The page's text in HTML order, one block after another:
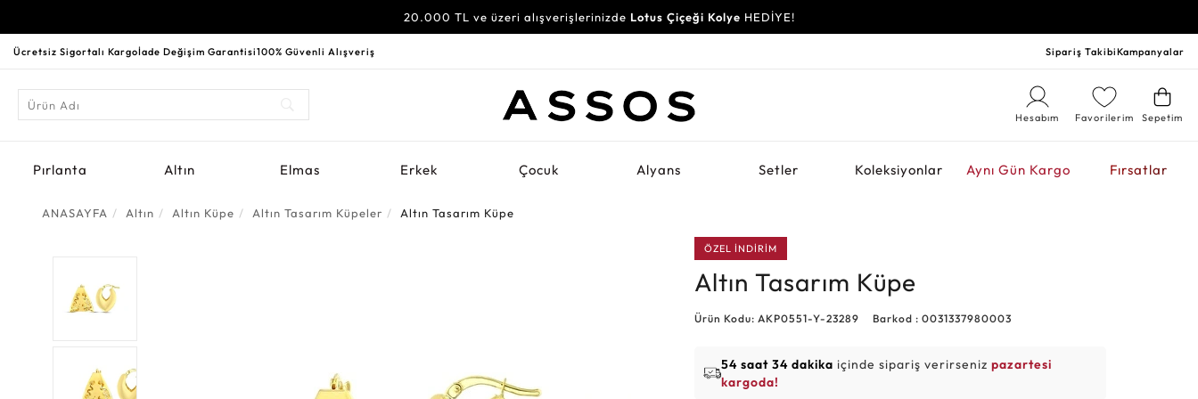
20.000 TL ve üzeri alışverişlerinizde Lotus Çiçeği Kolye HEDİYE!
Ücretsiz Sigortalı Kargoİade Değişim Garantisi100% Güvenli Alışveriş Sipariş TakibiKampanyalar
Sepetim
Favorilerim
Hesabım
Pırlanta Altın Elmas Erkek Çocuk Alyans Setler Koleksiyonlar Aynı Gün Kargo Fırsatlar
ANASAYFA Altın Altın Küpe Altın Tasarım Küpeler Altın Tasarım Küpe
ÖZEL İNDİRİM
Altın Tasarım Küpe
Ürün Kodu: AKP0551-Y-23289 Barkod : 0031337980003
54 saat 34 dakika içinde sipariş verirsenizpazartesi
kargoda!